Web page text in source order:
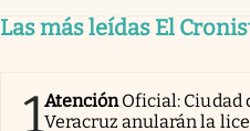
Las más leídas El
1AtenciónOficial: Ciudad
Veracruz anularán la